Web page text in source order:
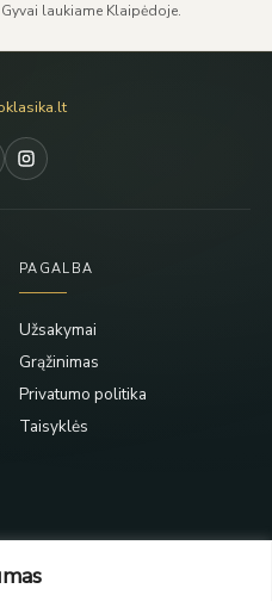
laukiame Klaipėdoje.
PAGALBA
Užsakymai
Grąžinimas
Privatumo politika
Taisyklės